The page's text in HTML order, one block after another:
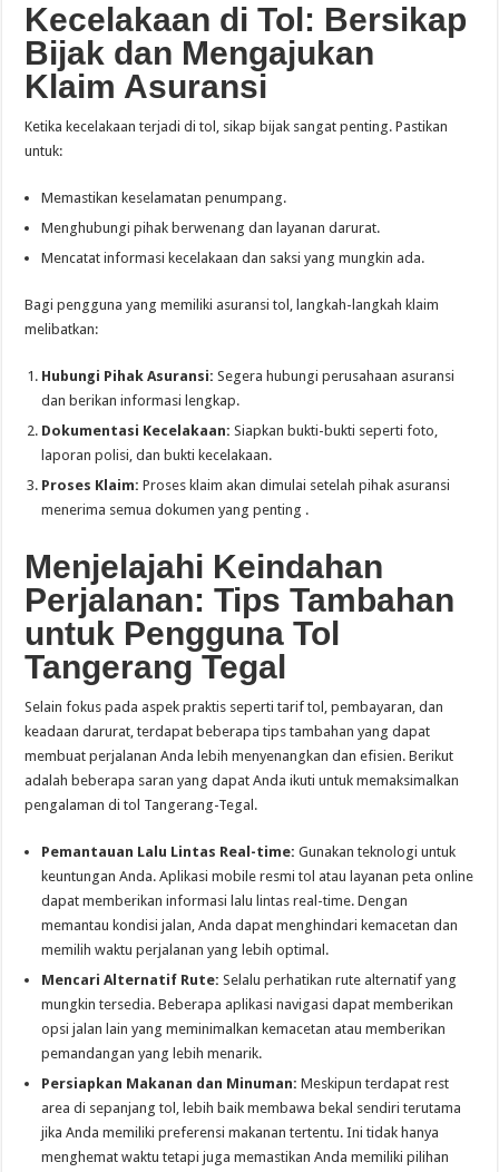
Kecelakaan di Tol: Bersikap
Bijak dan Mengajukan
Klaim Asuransi
Ketika kecelakaan terjadi di tol, sikap bijak sangat penting. Pastikan
untuk:
Memastikan keselamatan penumpang.
Menghubungi pihak berwenang dan layanan darurat.
Mencatat informasi kecelakaan dan saksi yang mungkin ada.
Bagi pengguna yang memiliki asuransi tol, langkah-langkah klaim
melibatkan:
Hubungi Pihak Asuransi: Segera hubungi perusahaan asuransi
dan berikan informasi lengkap.
Dokumentasi Kecelakaan: Siapkan bukti-bukti seperti foto,
laporan polisi, dan bukti kecelakaan.
Proses Klaim: Proses klaim akan dimulai setelah pihak asuransi
menerima semua dokumen yang penting .
Menjelajahi Keindahan
Perjalanan: Tips Tambahan
untuk Pengguna Tol
Tangerang Tegal
Selain fokus pada aspek praktis seperti tarif tol, pembayaran, dan
keadaan darurat, terdapat beberapa tips tambahan yang dapat
membuat perjalanan Anda lebih menyenangkan dan efisien. Berikut
adalah beberapa saran yang dapat Anda ikuti untuk memaksimalkan
pengalaman di tol Tangerang-Tegal.
Pemantauan Lalu Lintas Real-time: Gunakan teknologi untuk
keuntungan Anda. Aplikasi mobile resmi tol atau layanan peta online
dapat memberikan informasi lalu lintas real-time. Dengan
memantau kondisi jalan, Anda dapat menghindari kemacetan dan
memilih waktu perjalanan yang lebih optimal.
Mencari Alternatif Rute: Selalu perhatikan rute alternatif yang
mungkin tersedia. Beberapa aplikasi navigasi dapat memberikan
opsi jalan lain yang meminimalkan kemacetan atau memberikan
pemandangan yang lebih menarik.
Persiapkan Makanan dan Minuman: Meskipun terdapat rest
area di sepanjang tol, lebih baik membawa bekal sendiri terutama
jika Anda memiliki preferensi makanan tertentu. Ini tidak hanya
menghemat waktu tetapi juga memastikan Anda memiliki pilihan